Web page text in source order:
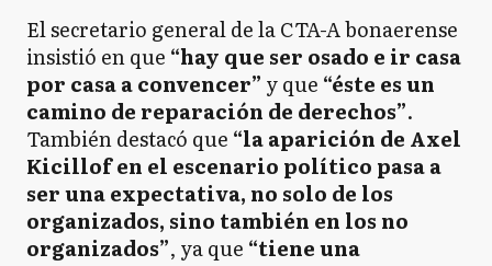
El secretario general de la CTA-A bonaerense
insistió en que “hay que ser osado e ir casa
por casa a convencer” y que “éste es un
camino de reparación de derechos”.
También destacó que “la aparición de Axel
Kicillof en el escenario político pasa a
ser una expectativa, no solo de los
organizados, sino también en los no
organizados”, ya que “tiene una